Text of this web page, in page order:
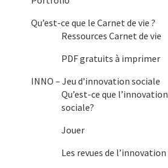
Qu’est-ce que le Carnet de vie ?
Ressources Carnet de vie
PDF gratuits à imprimer
INNO – Jeu d’innovation sociale
Qu’est-ce que l’innovation
sociale?
Jouer
Les revues de l’innovation